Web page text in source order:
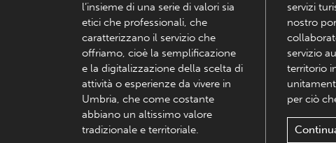
l’insieme di una serie di valori sia
etici che professionali, che
caratterizzano il servizio che
offriamo, cioè la semplificazione
e la digitalizzazione della scelta di
attività o esperienze da vivere in
Umbria, che come costante
abbiano un altissimo valore
tradizionale e territoriale.
servizi
nostro
servizio
territorio
per ciò